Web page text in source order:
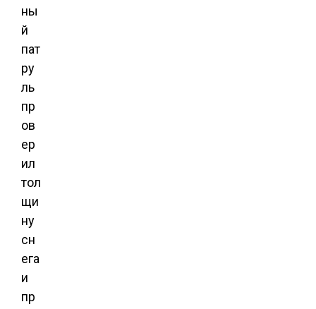
ны
й
пат
ру
ль
пр
ов
ер
ил
тол
щи
ну
сн
ега
и
пр